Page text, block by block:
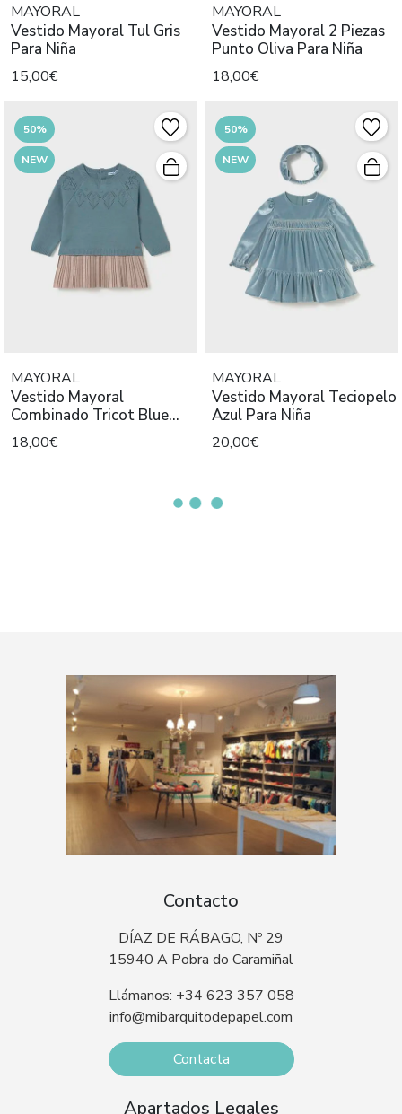
MAYORAL
Vestido Mayoral Tul Gris
Para Niña
15,00€
MAYORAL
Vestido Mayoral 2 Piezas
Punto Oliva Para Niña
18,00€
50%
NEW
MAYORAL
Vestido Mayoral
Combinado Tricot Blue
Para Bebè
18,00€
50%
NEW
MAYORAL
Vestido Mayoral Teciopelo
Azul Para Niña
20,00€
Contacto
DÍAZ DE RÁBAGO, Nº 29
15940 A Pobra do Caramiñal
Llámanos: +34 623 357 058
info@mibarquitodepapel.com
Contacta
Apartados Legales